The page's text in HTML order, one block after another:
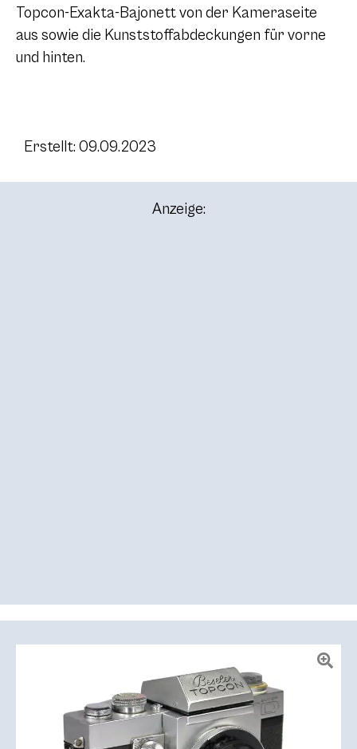
Topcon-Exakta-Bajonett von der Kameraseite
aus sowie die Kunststoffabdeckungen für vorne
und hinten.
Erstellt: 09.09.2023
Anzeige: